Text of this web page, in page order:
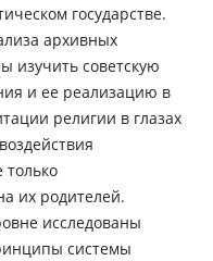
государстве.
архивных
изучить советскую
и ее реализацию в
религии в глазах
только
их родителей.
исследованы
системы